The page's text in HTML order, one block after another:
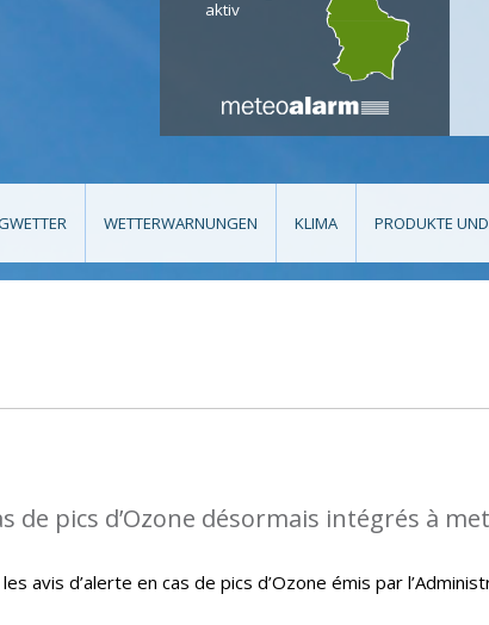
aktiv
WETTERWARNUNGEN KLIMA PRODUKTE
de pics d’Ozone désormais intégrés à
avis d’alerte en cas de pics d’Ozone émis par